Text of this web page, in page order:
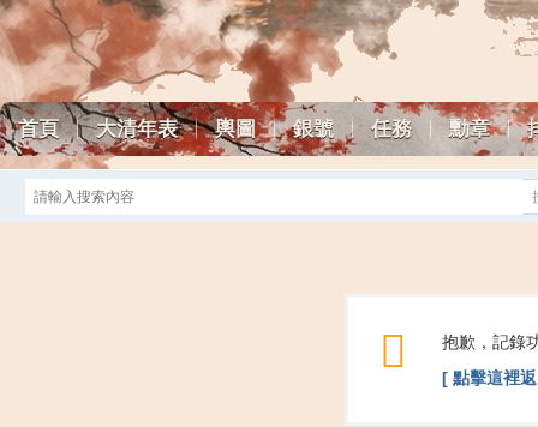
首頁 大清年表 輿圖 銀號 任務 勳章
抱歉，記錄
[ 點擊這裡